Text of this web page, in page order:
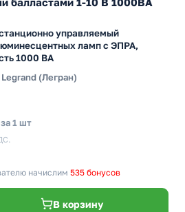
управляемый
ламп с ЭПРА,
1000 ВА
Legrand (Легран)
за 1 шт
начислим 535 бонусов
В корзину